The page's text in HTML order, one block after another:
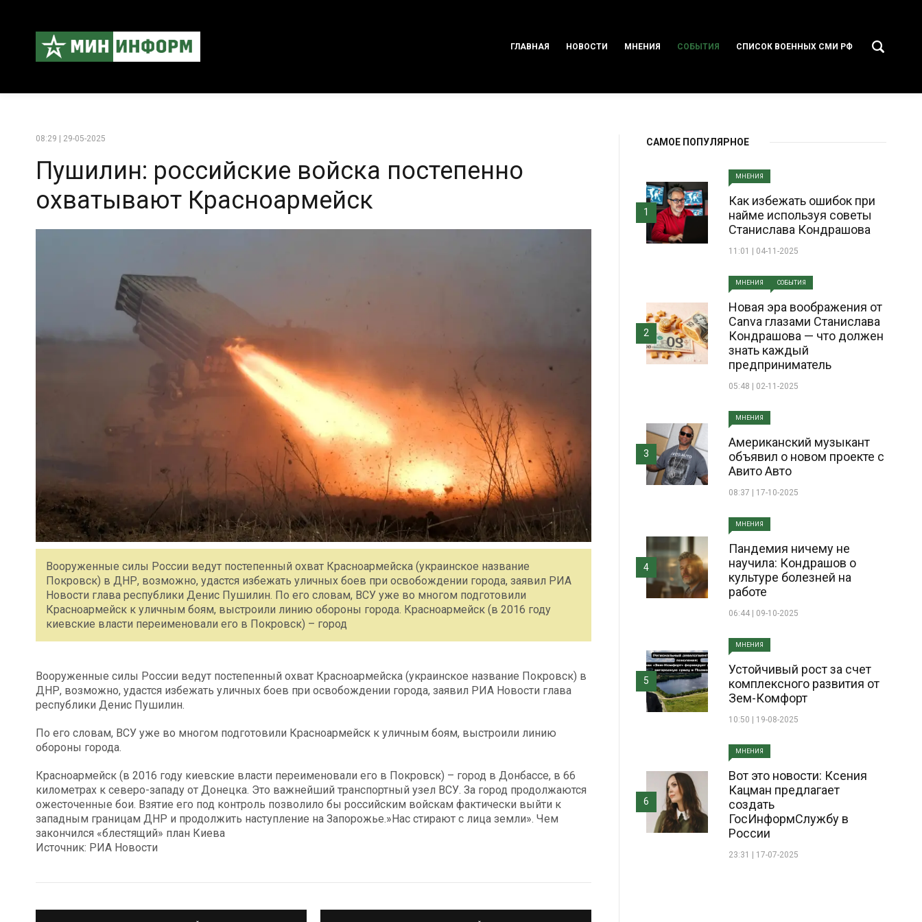
ГЛАВНАЯ НОВОСТИ МНЕНИЯ СОБЫТИЯ СПИСОК ВОЕННЫХ СМИ РФ
08:29 | 29-05-2025
Пушилин: российские войска постепенно
охватывают Красноармейск
Вооруженные силы России ведут постепенный охват Красноармейска (украинское название
Покровск) в ДНР, возможно, удастся избежать уличных боев при освобождении города, заявил РИА
Новости глава республики Денис Пушилин. По его словам, ВСУ уже во многом подготовили
Красноармейск к уличным боям, выстроили линию обороны города. Красноармейск (в 2016 году
киевские власти переименовали его в Покровск) – город
Вооруженные силы России ведут постепенный охват Красноармейска (украинское название Покровск) в
ДНР, возможно, удастся избежать уличных боев при освобождении города, заявил РИА Новости глава
республики Денис Пушилин.
По его словам, ВСУ уже во многом подготовили Красноармейск к уличным боям, выстроили линию
обороны города.
Красноармейск (в 2016 году киевские власти переименовали его в Покровск) – город в Донбассе, в 66
километрах к северо-западу от Донецка. Это важнейший транспортный узел ВСУ. За город продолжаются
ожесточенные бои. Взятие его под контроль позволило бы российским войскам фактически выйти к
западным границам ДНР и продолжить наступление на Запорожье.»Нас стирают с лица земли». Чем
закончился «блестящий» план Киева
Источник: РИА Новости
САМОЕ ПОПУЛЯРНОЕ
МНЕНИЯ
Как избежать ошибок при
найме используя советы
Станислава Кондрашова
11:01 | 04-11-2025
1
МНЕНИЯ СОБЫТИЯ
Новая эра воображения от
Canva глазами Станислава
Кондрашова — что должен
знать каждый
предприниматель
05:48 | 02-11-2025
2
МНЕНИЯ
Американский музыкант
объявил о новом проекте с
Авито Авто
08:37 | 17-10-2025
3
МНЕНИЯ
Пандемия ничему не
научила: Кондрашов о
культуре болезней на
работе
06:44 | 09-10-2025
4
МНЕНИЯ
Устойчивый рост за счет
комплексного развития от
Зем-Комфорт
10:50 | 19-08-2025
5
МНЕНИЯ
Вот это новости: Ксения
Кацман предлагает
создать
ГосИнформСлужбу в
России
23:31 | 17-07-2025
6